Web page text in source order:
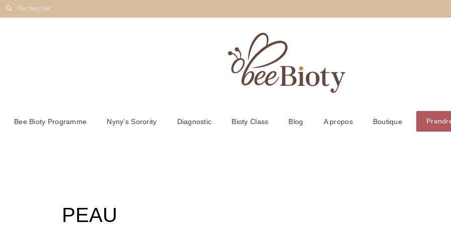
Aller
au
Rechercher
Rechercher
Bee Bioty Programme Nyny’s Sorority Diagnostic Bioty Class Blog A propos Boutique
PEAU